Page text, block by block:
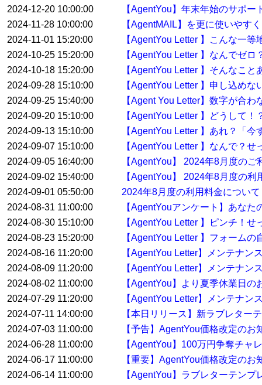
2024-12-20 10:00:00
【AgentYou】年末年始のサポー
2024-11-28 10:00:00
【AgentMAIL】を更に使いやす
2024-11-01 15:20:00
【AgentYou Letter 】こんな一
2024-10-25 15:20:00
【AgentYou Letter 】なんでゼ
2024-10-18 15:20:00
【AgentYou Letter 】そんなこ
2024-09-28 15:10:00
【AgentYou Letter 】申し込め
2024-09-25 15:40:00
【Agent You Letter】数字が合
2024-09-20 15:10:00
【AgentYou Letter 】どうして
2024-09-13 15:10:00
【AgentYou Letter 】あれ？「
2024-09-07 15:10:00
【AgentYou Letter 】なんで？
2024-09-05 16:40:00
【AgentYou】 2024年8月度の
2024-09-02 15:40:00
【AgentYou】 2024年8月度の
2024-09-01 05:50:00
2024年8月度の利用料金について
2024-08-31 11:00:00
【AgentYouアンケート】あな
2024-08-30 15:10:00
【AgentYou Letter 】ピンチ！
2024-08-23 15:20:00
【AgentYou Letter 】フォーム
2024-08-16 11:20:00
【AgentYou Letter】メンテナン
2024-08-09 11:20:00
【AgentYou Letter】メンテナン
2024-08-02 11:00:00
【AgentYou】より夏季休業日の
2024-07-29 11:20:00
【AgentYou Letter】メンテナン
2024-07-11 14:00:00
【本日リリース】新ラブレター
2024-07-03 11:00:00
【予告】AgentYou価格改定のお
2024-06-28 11:00:00
【AgentYou】100万円争奪チャ
2024-06-17 11:00:00
【重要】AgentYou価格改定のお
2024-06-14 11:00:00
【AgentYou】ラブレターテン